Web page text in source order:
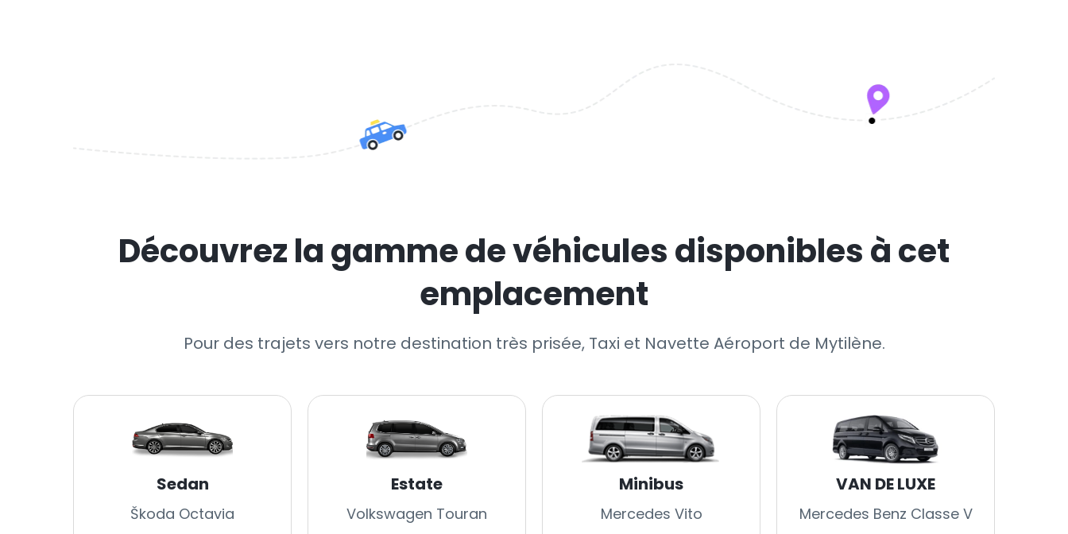
Découvrez la gamme de véhicules disponibles à cet
emplacement
Pour des trajets vers notre destination très prisée, Taxi et Navette Aéroport de Mytilène.
Sedan
Škoda Octavia
Estate
Volkswagen Touran
Minibus
Mercedes Vito
VAN DE LUXE
Mercedes Benz Classe V